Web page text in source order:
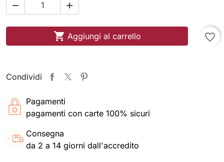
 
 Aggiungi al carrello favorite_border
Condividi
Pagamenti
pagamenti con carte 100% sicuri
Consegna
da 2 a 14 giorni dall'accredito